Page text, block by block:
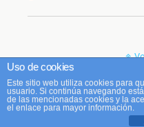
Móvil
Uso de cookies
Este sitio web utiliza cookies para
usuario. Si continúa navegando
de las mencionadas cookies y la
el enlace para mayor información.